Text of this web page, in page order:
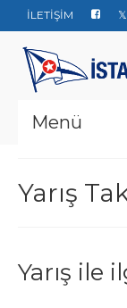
İLETİŞİM
Menü
Yarışlar
Yelken
Yarış
Yarış ile